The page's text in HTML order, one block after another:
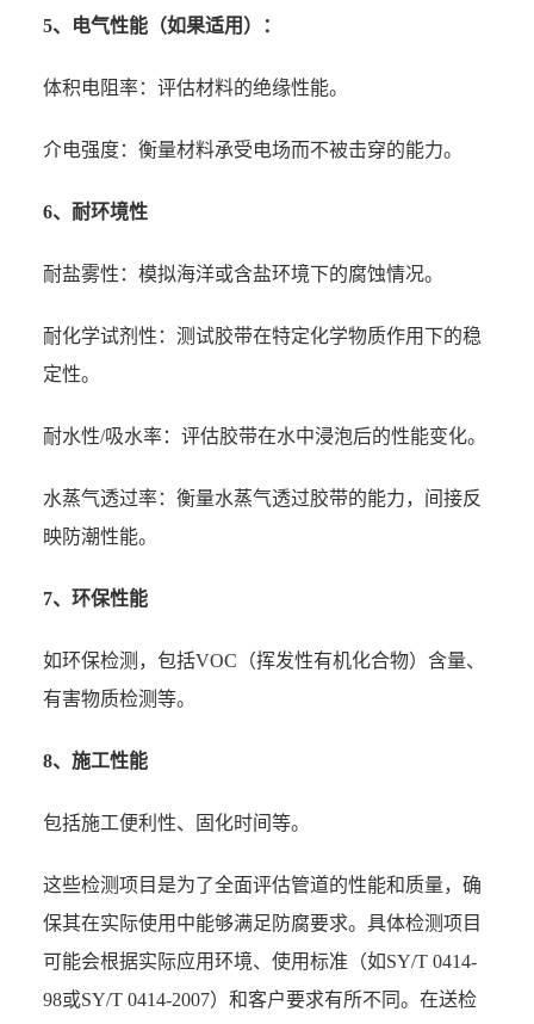
5、电气性能（如果适用）：
体积电阻率：评估材料的绝缘性能。
介电强度：衡量材料承受电场而不被击穿的能力。
6、耐环境性
耐盐雾性：模拟海洋或含盐环境下的腐蚀情况。
耐化学试剂性：测试胶带在特定化学物质作用下的稳
定性。
耐水性/吸水率：评估胶带在水中浸泡后的性能变化。
水蒸气透过率：衡量水蒸气透过胶带的能力，间接反
映防潮性能。
7、环保性能
如环保检测，包括VOC（挥发性有机化合物）含量、
有害物质检测等。
8、施工性能
包括施工便利性、固化时间等。
这些检测项目是为了全面评估管道的性能和质量，确
保其在实际使用中能够满足防腐要求。具体检测项目
可能会根据实际应用环境、使用标准（如SY/T 0414-
98或SY/T 0414-2007）和客户要求有所不同。在送检